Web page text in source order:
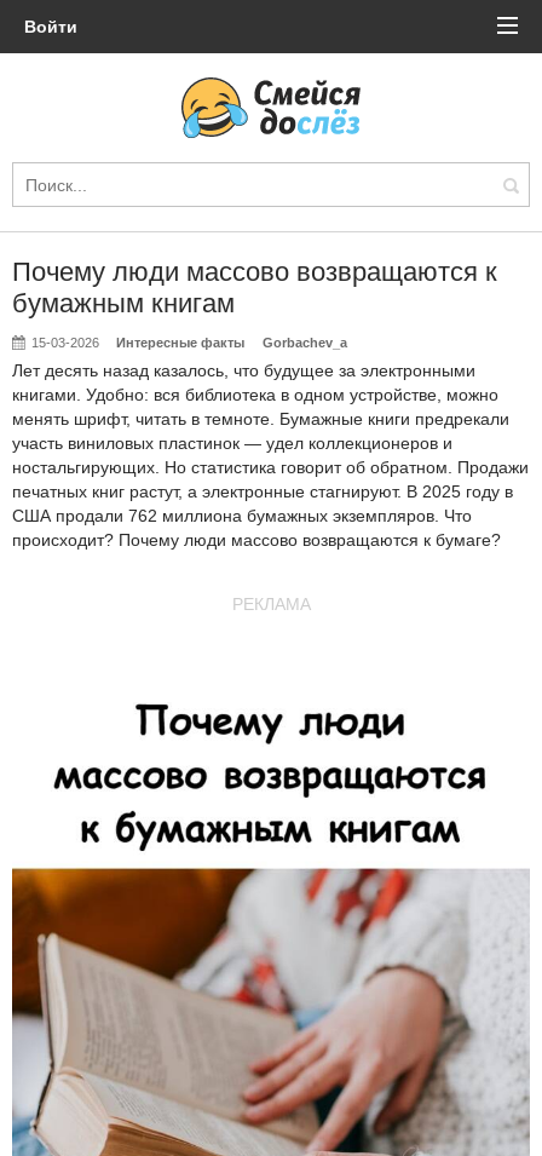
Войти
Почему люди массово возвращаются к
бумажным книгам
15-03-2026 Интересные факты Gorbachev_a
Лет десять назад казалось, что будущее за электронными
книгами. Удобно: вся библиотека в одном устройстве, можно
менять шрифт, читать в темноте. Бумажные книги предрекали
участь виниловых пластинок — удел коллекционеров и
ностальгирующих. Но статистика говорит об обратном. Продажи
печатных книг растут, а электронные стагнируют. В 2025 году в
США продали 762 миллиона бумажных экземпляров. Что
происходит? Почему люди массово возвращаются к бумаге?
РЕКЛАМА